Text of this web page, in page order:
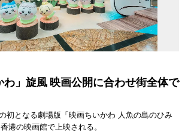
わ」旋風 映画公開に合わせ街全体で
初となる劇場版「映画ちいかわ 人魚の島のひみ
港の映画館で上映される。